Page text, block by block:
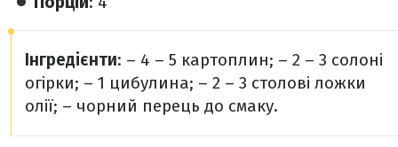
Інгредієнти: – 4 – 5 картоплин; – 2 – 3 солоні
огірки; – 1 цибулина; – 2 – 3 столові ложки
олії; – чорний перець до смаку.